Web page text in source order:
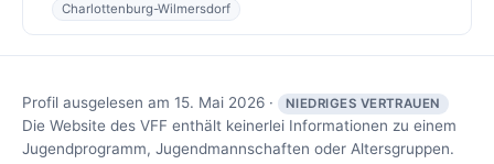
Charlottenburg-Wilmersdorf
Profil ausgelesen am 15. Mai 2026 · NIEDRIGES VERTRAUEN
Die Website des VFF enthält keinerlei Informationen zu einem
Jugendprogramm, Jugendmannschaften oder Altersgruppen.